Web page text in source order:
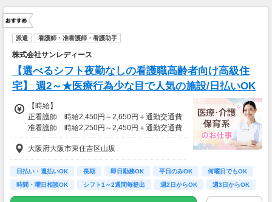
派遣 看護師・准看護師・看護助手
株式会社サンレディース
【選べるシフト夜勤なしの看護職高齢者向け高級住
宅】 週2～★医療行為少な目で人気の施設/日払いOK
【時給】
正看護師 時給2,450円～2,650円＋通勤交通費
准看護師 時給2,250円～2,450円＋通勤交通費
※経験資格によって変動有
※急な出費も安心！日払いOK
【月給例】
大阪府大阪市東住吉区山坂
日払い・週払いOK 長期 即日勤務OK 平日のみOK
何曜日でもOK
時間・曜日相談OK
シフト1～2週間毎提出 週2日からOK 週3日からOK